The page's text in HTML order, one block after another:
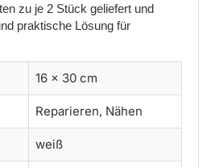
zu je 2 Stück geliefert und
praktische Lösung für
16 x 30 cm
Reparieren, Nähen
weiß